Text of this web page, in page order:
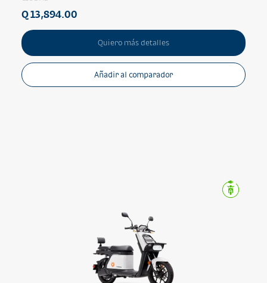
Q 13,894.00
Quiero más detalles
Añadir al comparador